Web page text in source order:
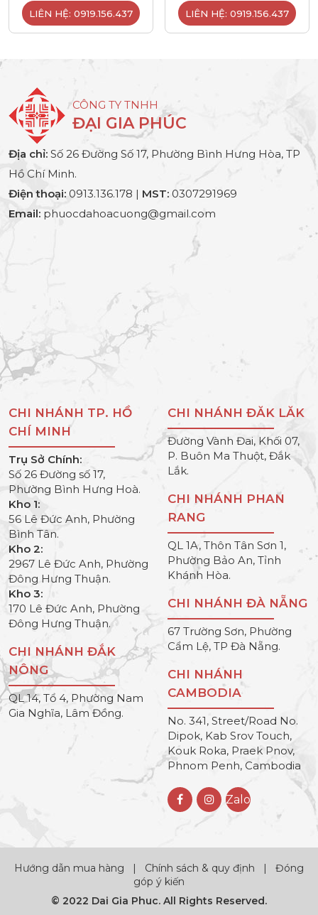
LIÊN HỆ: 0919.156.437 LIÊN HỆ: 0919.156.437
CÔNG TY TNHH
ĐẠI GIA PHÚC
Địa chỉ: Số 26 Đường Số 17, Phường Bình Hưng Hòa, TP
Hồ Chí Minh.
Điện thoại: 0913.136.178 | MST: 0307291969
Email: phuocdahoacuong@gmail.com
CHI NHÁNH TP. HỒ
CHÍ MINH
Trụ Sở Chính:
Số 26 Đường số 17,
Phường Bình Hưng Hoà.
Kho 1:
56 Lê Đức Anh, Phường
Bình Tân.
Kho 2:
2967 Lê Đức Anh, Phường
Đông Hưng Thuận.
Kho 3:
170 Lê Đức Anh, Phường
Đông Hưng Thuận.
CHI NHÁNH ĐẮK
NÔNG
QL 14, Tổ 4, Phường Nam
Gia Nghĩa, Lâm Đồng.
CHI NHÁNH ĐĂK LĂK
Đường Vành Đai, Khối 07,
P. Buôn Ma Thuột, Đắk
Lắk.
CHI NHÁNH PHAN
RANG
QL 1A, Thôn Tân Sơn 1,
Phường Bảo An, Tỉnh
Khánh Hòa.
CHI NHÁNH ĐÀ NẴNG
67 Trường Sơn, Phường
Cẩm Lệ, TP Đà Nẵng.
CHI NHÁNH
CAMBODIA
No. 341, Street/Road No.
Dipok, Kab Srov Touch,
Kouk Roka, Praek Pnov,
Phnom Penh, Cambodia
Zalo
Hướng dẫn mua hàng | Chính sách & quy định | Đóng
góp ý kiến
© 2022 Dai Gia Phuc. All Rights Reserved.